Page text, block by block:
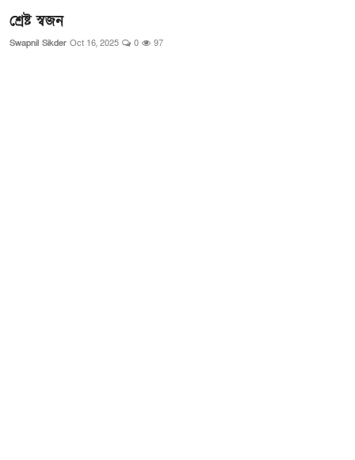
চিত্রকলা
শ্রেষ্ট স্বজন
Swapnil Sikder Oct 16, 2025 0 97